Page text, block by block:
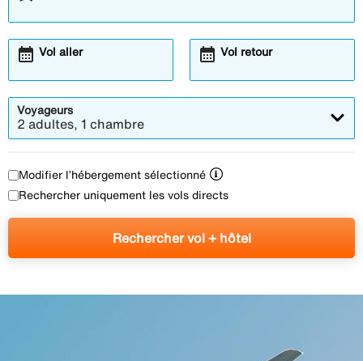
Vol aller
calendar_month Vol retour
calendar_month
Voyageurs
2 adultes, 1 chambre
Modifier l’hébergement sélectionné
Rechercher uniquement les vols directs
Rechercher vol + hôtel